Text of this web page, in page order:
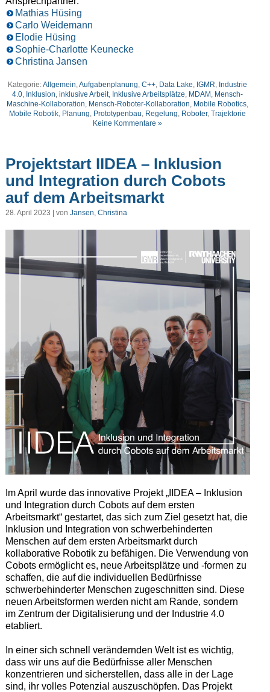
Mathias Hüsing
Carlo Weidemann
Elodie Hüsing
Sophie-Charlotte Keunecke
Christina Jansen
Kategorie:Allgemein,Aufgabenplanung,C++, Data Lake, IGMR, Industrie
4.0, Inklusion,inklusive Arbeit, Inklusive Arbeitsplätze, MDAM , Mensch-
Maschine-Kollaboration, Mensch-Roboter-Kollaboration, Mobile Robotics,
Mobile Robotik, Planung, Prototypenbau, Regelung, Roboter,Trajektorie
Keine Kommentare »
Projektstart IIDEA – Inklusion
und Integration durch Cobots
auf dem Arbeitsmarkt
28. April 2023 | von Jansen, Christina
Im April wurde das innovative Projekt „IIDEA – Inklusion
und Integration durch Cobots auf dem ersten
Arbeitsmarkt“ gestartet, das sich zum Ziel gesetzt hat, die
Inklusion und Integration von schwerbehinderten
Menschen auf dem ersten Arbeitsmarkt durch
kollaborative Robotik zu befähigen. Die Verwendung von
Cobots ermöglicht es, neue Arbeitsplätze und -formen zu
schaffen, die auf die individuellen Bedürfnisse
schwerbehinderter Menschen zugeschnitten sind. Diese
neuen Arbeitsformen werden nicht am Rande, sondern
im Zentrum der Digitalisierung und der Industrie 4.0
etabliert.
In einer sich schnell verändernden Welt ist es wichtig,
dass wir uns auf die Bedürfnisse aller Menschen
konzentrieren und sicherstellen, dass alle in der Lage
sind, ihr volles Potenzial auszuschöpfen. Das Projekt